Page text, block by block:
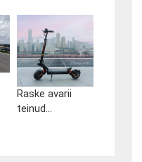
Raske avarii
teinud...